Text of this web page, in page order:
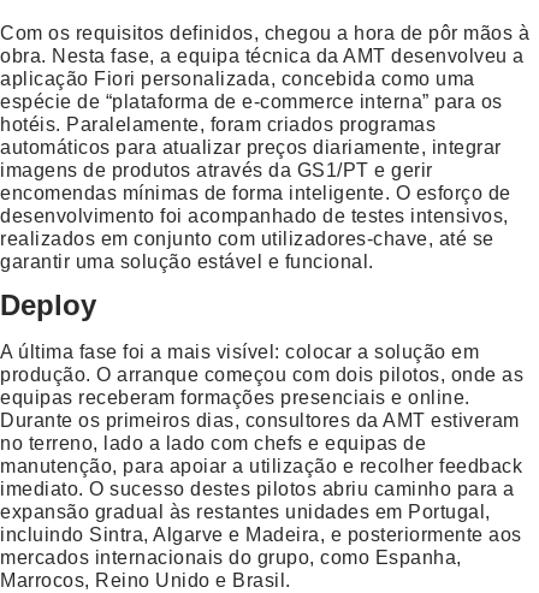
Com os requisitos definidos, chegou a hora de pôr mãos à
obra. Nesta fase, a equipa técnica da AMT desenvolveu a
aplicação Fiori personalizada, concebida como uma
espécie de “plataforma de e-commerce interna” para os
hotéis. Paralelamente, foram criados programas
automáticos para atualizar preços diariamente, integrar
imagens de produtos através da GS1/PT e gerir
encomendas mínimas de forma inteligente. O esforço de
desenvolvimento foi acompanhado de testes intensivos,
realizados em conjunto com utilizadores-chave, até se
garantir uma solução estável e funcional.
Deploy
A última fase foi a mais visível: colocar a solução em
produção. O arranque começou com dois pilotos, onde as
equipas receberam formações presenciais e online.
Durante os primeiros dias, consultores da AMT estiveram
no terreno, lado a lado com chefs e equipas de
manutenção, para apoiar a utilização e recolher feedback
imediato. O sucesso destes pilotos abriu caminho para a
expansão gradual às restantes unidades em Portugal,
incluindo Sintra, Algarve e Madeira, e posteriormente aos
mercados internacionais do grupo, como Espanha,
Marrocos, Reino Unido e Brasil.